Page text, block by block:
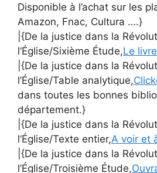
Disponible à l’achat sur les
Amazon, Fnac, Cultura ….}
|{De la justice dans la
l’Église/Sixième Étude,Le livre
|{De la justice dans la
l’Église/Table analytique,
dans toutes les bonnes
département.}
|{De la justice dans la
l’Église/Texte entier,A voir et
|{De la justice dans la
l’Église/Troisième Étude,